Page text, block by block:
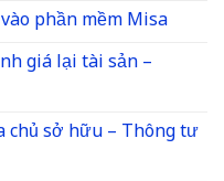
phần mềm Misa
giá lại tài sản –
chủ sở hữu – Thông tư